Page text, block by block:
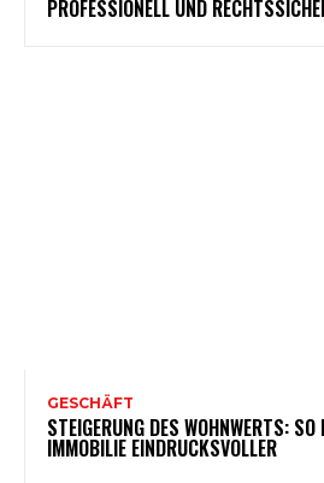
PROFESSIONELL UND
GESCHÄFT
STEIGERUNG DES WOHNWERTS:
IMMOBILIE EINDRUCKSVOLLER